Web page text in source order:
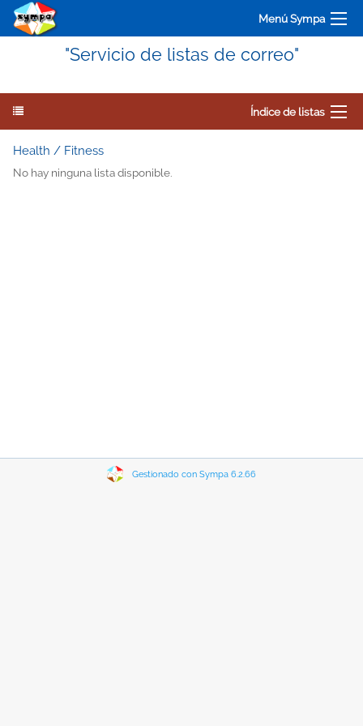
Menú Sympa
"Servicio de listas de correo"
Índice de listas
Health / Fitness
No hay ninguna lista disponible.
Gestionado con Sympa 6.2.66